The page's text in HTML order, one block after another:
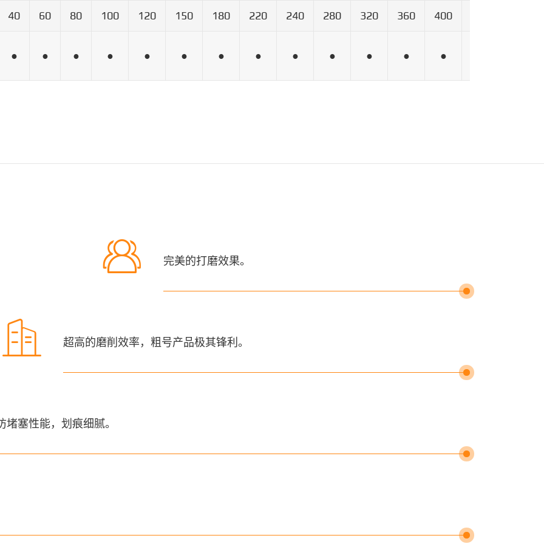
40 60 80 100 120 150 180 220 240 280 320 360 400
● ● ● ● ● ● ● ● ● ● ● ● ●
 完美的打磨效果。
 超高的磨削效率，粗号产品极其锋利。
堵塞性能，划痕细腻。